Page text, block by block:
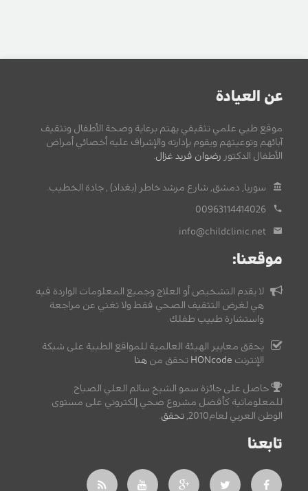
عن العيادة
موقع طبي علمي تثقيفي يهتم برعاية وصحة الأطفال وتثقيف
آبائهم وتوعيتهم ويقوم بإدارته والإشراف عليه أخصائي أمراض
الأطفال الدكتور رضوان فريد غزال.
سوريا, دمشق, شارع مرشد خاطر (بغداد) , جادة الخطيب.
00963114414026
info@childclinic.net
موقعنا:
لا يقدم التشخيص أو العلاج وجميع المعلومات الواردة فيه
هي لغرض التثقيف الصحي فقط ولا تغني عن مراجعة
واستشارة طبيب طفلك.
يحقق معايير الهيئة العالمية للمواقع الطبية على شبكة
الإنترنت HONcode تحقق من هنا
حاصل على جائزة سمو الشيخ سالم العلي الصباح
للمعلوماتية كأفضل مشروع صحي إلكتروني على مستوى
الوطن العربي لعام2010,
تحقق.
تابعنا